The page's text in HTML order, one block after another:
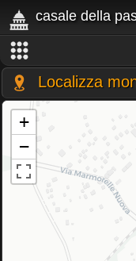
casale della
Localizza
+
−